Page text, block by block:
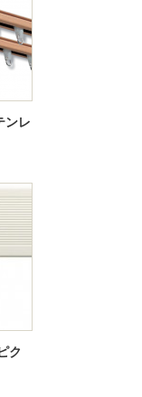
ンレ
ク